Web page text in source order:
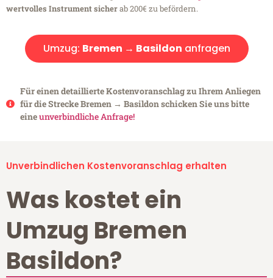
wertvolles Instrument sicherab 200€ zu befördern.
Umzug: Bremen → Basildon anfragen
Für einen detaillierte Kostenvoranschlag zu Ihrem Anliegen
für die Strecke Bremen → Basildon schicken Sie uns bitte
eineunverbindliche Anfrage!
Unverbindlichen Kostenvoranschlag erhalten
Was kostet ein
Umzug Bremen
Basildon?